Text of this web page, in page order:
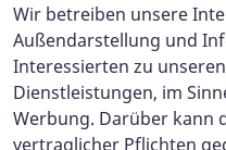
Wir betreiben unsere
Außendarstellung und
Interessierten zu
Dienstleistungen, im
Werbung. Darüber kann
vertraglicher Pflichten